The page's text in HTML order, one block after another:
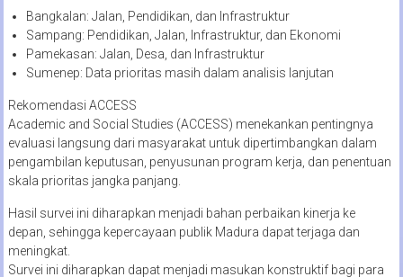
Bangkalan: Jalan, Pendidikan, dan Infrastruktur
Sampang: Pendidikan, Jalan, Infrastruktur, dan Ekonomi
Pamekasan: Jalan, Desa, dan Infrastruktur
Sumenep: Data prioritas masih dalam analisis lanjutan
Rekomendasi ACCESS
Academic and Social Studies (ACCESS) menekankan pentingnya
evaluasi langsung dari masyarakat untuk dipertimbangkan dalam
pengambilan keputusan, penyusunan program kerja, dan penentuan
skala prioritas jangka panjang.
Hasil survei ini diharapkan menjadi bahan perbaikan kinerja ke
depan, sehingga kepercayaan publik Madura dapat terjaga dan
meningkat.
Survei ini diharapkan dapat menjadi masukan konstruktif bagi para